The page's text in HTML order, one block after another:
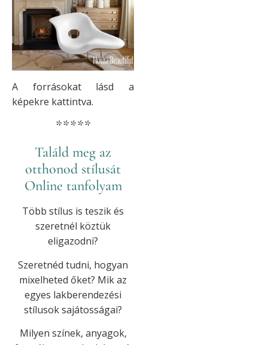
A forrásokat lásd a
képekre kattintva.
*****
Találd meg az
otthonod stílusát
Online tanfolyam
Több stílus is teszik és
szeretnél köztük
eligazodni?
Szeretnéd tudni, hogyan
mixelheted őket? Mik az
egyes lakberendezési
stílusok sajátosságai?
Milyen színek, anyagok,